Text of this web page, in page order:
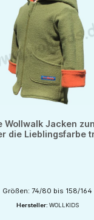
Wollwalk Jacken
die Lieblingsfarbe
Größen: 74/80 bis 158/164
Hersteller: WOLLKIDS